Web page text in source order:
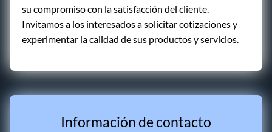
su compromiso con la satisfacción del cliente.
Invitamos a los interesados a solicitar cotizaciones y
experimentar la calidad de sus productos y servicios.
Información de contacto